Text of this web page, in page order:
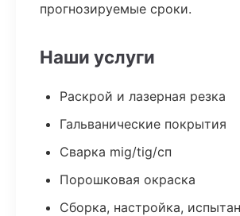
прогнозируемые сроки.
Наши услуги
Раскрой и лазерная резка
Гальванические покрытия
Сварка mig/tig/сп
Порошковая окраска
Сборка, настройка,